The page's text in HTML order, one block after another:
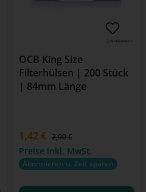
OCB King Size
Filterhülsen | 200 Stück
| 84mm Länge
Verkaufspreis:
1,42 € Regulärer Preis:
2,00 €
Preise inkl. MwSt.
Abonnieren u. Zeit sparen